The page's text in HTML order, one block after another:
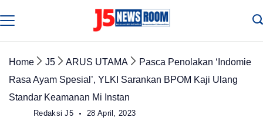
to
Home J5 ARUS UTAMA
Pasca Penolakan ‘Indomie
Rasa Ayam Spesial’, YLKI Sarankan BPOM Kaji Ulang
Standar Keamanan Mi Instan
Redaksi J5 28 April, 2023